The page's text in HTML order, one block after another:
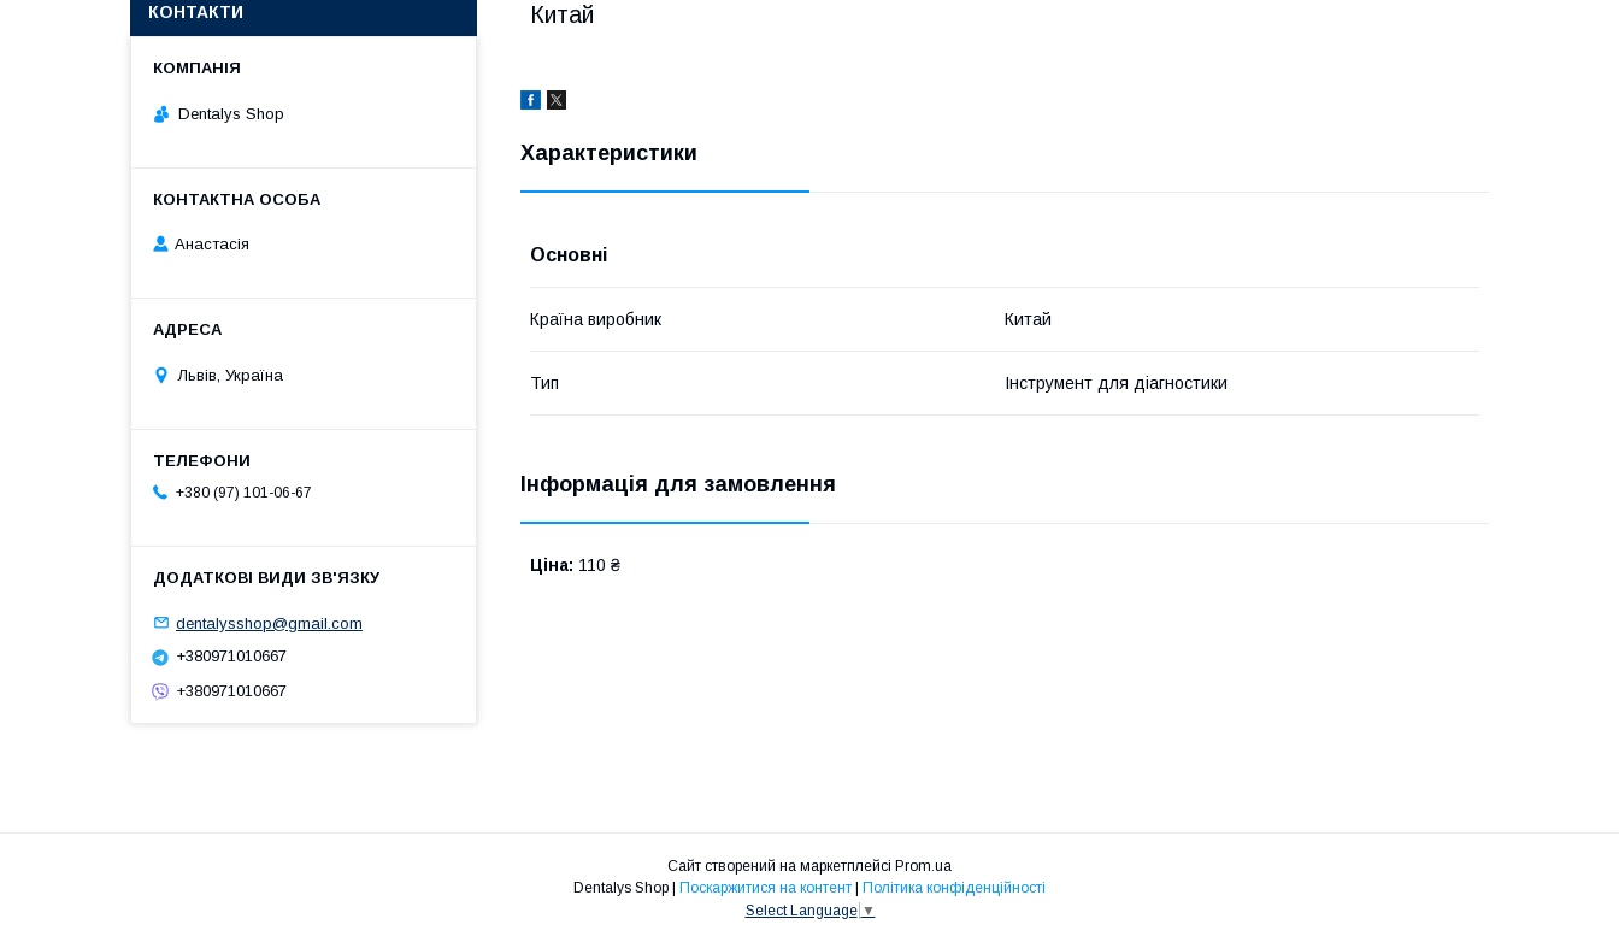
Китай
Характеристики
Основні
Країна виробник Китай
Тип Інструмент для діагностики
Інформація для замовлення
Ціна: 110 ₴
КОНТАКТИ
Dentalys Shop
Анастасія
Львів, Україна
+380 (97) 101-06-67
dentalysshop@gmail.com
+380971010667
+380971010667
Сайт створений на маркетплейсі Prom.ua
Поскаржитися на контент
Політика конфіденційності
Select Language ▼